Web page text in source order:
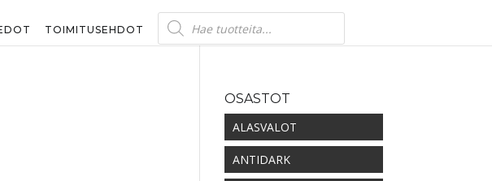
TOIMITUSEHDOT
Products
search
OSASTOT
ALASVALOT
ANTIDARK